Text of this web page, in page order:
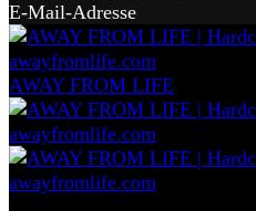
E-Mail-Adresse
AWAY FROM LIFE